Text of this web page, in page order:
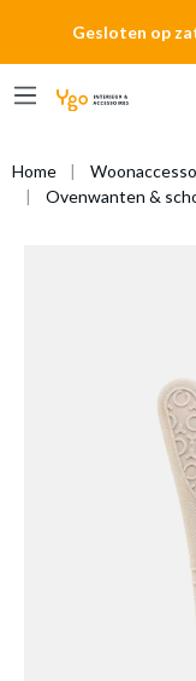
Gesloten op
Home
Ovenwanten &